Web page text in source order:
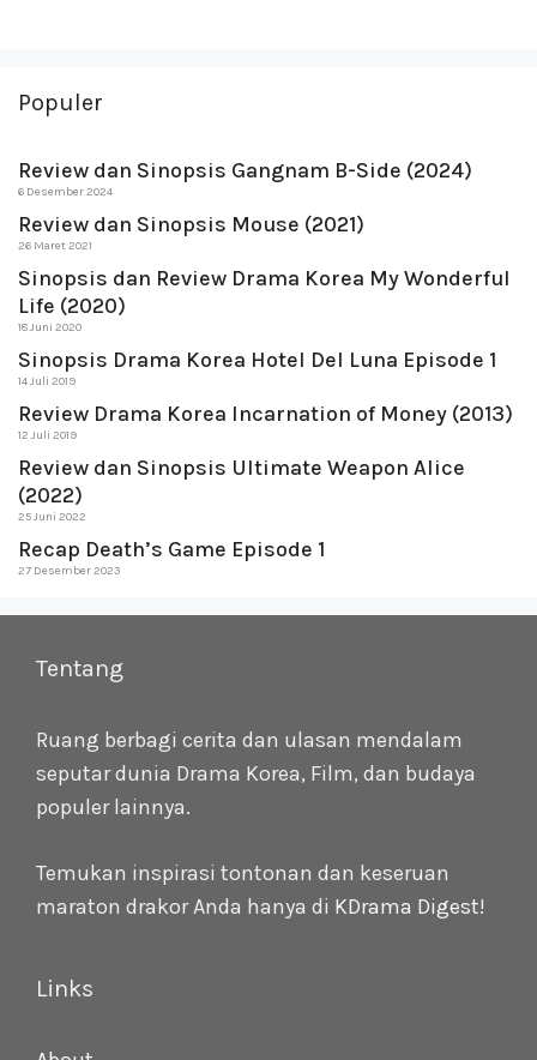
Populer
Review dan Sinopsis Gangnam B-Side (2024)
6 Desember 2024
Review dan Sinopsis Mouse (2021)
26 Maret 2021
Sinopsis dan Review Drama Korea My Wonderful
Life (2020)
18 Juni 2020
Sinopsis Drama Korea Hotel Del Luna Episode 1
14 Juli 2019
Review Drama Korea Incarnation of Money (2013)
12 Juli 2019
Review dan Sinopsis Ultimate Weapon Alice
(2022)
25 Juni 2022
Recap Death’s Game Episode 1
27 Desember 2023
Tentang
Ruang berbagi cerita dan ulasan mendalam
seputar dunia Drama Korea, Film, dan budaya
populer lainnya.
Temukan inspirasi tontonan dan keseruan
maraton drakor Anda hanya di KDrama Digest!
Links